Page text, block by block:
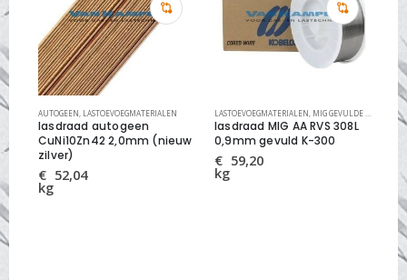
AUTOGEEN, LASTOEVOEGMATERIALEN
lasdraad autogeen
CuNi10Zn42 2,0mm (nieuw
zilver)
€ 52,04
kg
LASTOEVOEGMATERIALEN, MIG GEVULDE LASDRADEN RVS
lasdraad MIG AA RVS 308L
0,9mm gevuld K-300
€ 59,20
kg kg